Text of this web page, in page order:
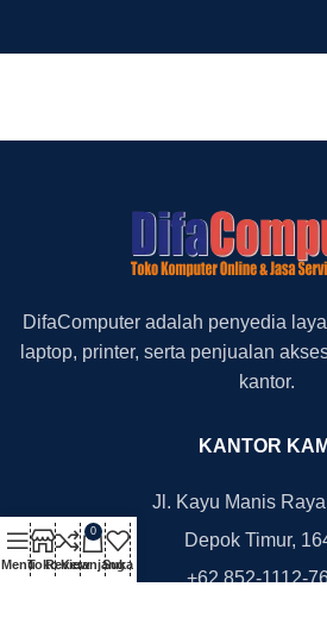
DifaComputer adalah penyedia
laptop, printer, serta penjualan
kantor.
KANTOR KAMI
Jl. Kayu Manis
Depok Timur,
+62 852-1112-
MenuTokoReview
0
Keranjang
Suka